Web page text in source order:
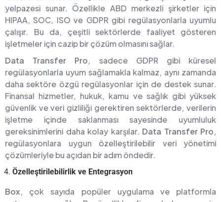
yelpazesi sunar. Özellikle ABD merkezli şirketler için
HIPAA, SOC, ISO ve GDPR gibi regülasyonlarla uyumlu
çalışır. Bu da, çeşitli sektörlerde faaliyet gösteren
işletmeler için cazip bir çözüm olmasını sağlar.
Data Transfer Pro, sadece GDPR gibi küresel
regülasyonlarla uyum sağlamakla kalmaz, aynı zamanda
daha sektöre özgü regülasyonlar için de destek sunar.
Finansal hizmetler, hukuk, kamu ve sağlık gibi yüksek
güvenlik ve veri gizliliği gerektiren sektörlerde, verilerin
işletme içinde saklanması sayesinde uyumluluk
gereksinimlerini daha kolay karşılar. Data Transfer Pro,
regülasyonlara uygun özelleştirilebilir veri yönetimi
çözümleriyle bu açıdan bir adım öndedir.
Özelleştirilebilirlik ve Entegrasyon
Box, çok sayıda popüler uygulama ve platformla